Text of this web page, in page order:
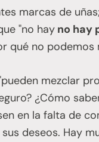
marcas de
"no hay no hay
qué no podemos
mezclar
¿Cómo
en la falta de
deseos. Hay